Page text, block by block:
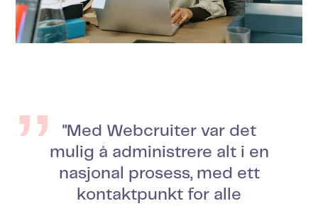
"Med Webcruitervar det
mulig å administrere alt i en
nasjonal prosess, med ett
kontaktpunkt for alle